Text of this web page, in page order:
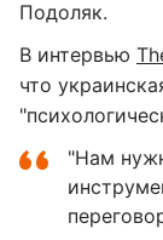
Подоляк.
В интервью
что
"Нам